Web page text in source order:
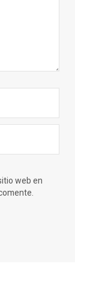
web en